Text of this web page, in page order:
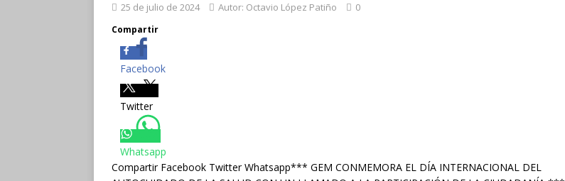
25 de julio de 2024 Autor: Octavio López Patiño 0
Compartir
Facebook
Twitter
Whatsapp
Compartir Facebook Twitter Whatsapp*** GEM CONMEMORA EL DÍA INTERNACIONAL DEL